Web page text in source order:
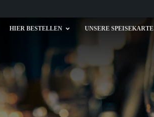
HIER BESTELLEN UNSERE SPEISEKARTE